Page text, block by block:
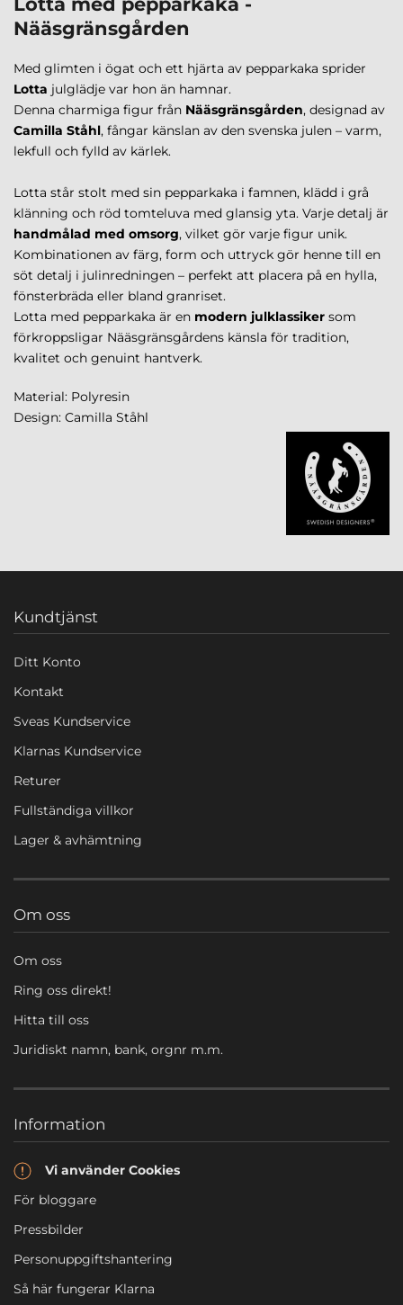
Nääsgränsgården
Med glimten i ögat och ett hjärta av pepparkaka sprider
Lotta julglädje var hon än hamnar.
Denna charmiga figur från Nääsgränsgården, designad av
Camilla Ståhl, fångar känslan av den svenska julen – varm,
lekfull och fylld av kärlek.
Lotta står stolt med sin pepparkaka i famnen, klädd i grå
klänning och röd tomteluva med glansig yta. Varje detalj är
handmålad med omsorg, vilket gör varje figur unik.
Kombinationen av färg, form och uttryck gör henne till en
söt detalj i julinredningen – perfekt att placera på en hylla,
fönsterbräda eller bland granriset.
Lotta med pepparkaka är en modern julklassiker som
förkroppsligar Nääsgränsgårdens känsla för tradition,
kvalitet och genuint hantverk.
Material: Polyresin
Design: Camilla Ståhl
Kundtjänst
Ditt Konto
Kontakt
Sveas Kundservice
Klarnas Kundservice
Returer
Fullständiga villkor
Lager & avhämtning
Om oss
Om oss
Ring oss direkt!
Hitta till oss
Juridiskt namn, bank, orgnr m.m.
Information
Vi använder Cookies
För bloggare
Pressbilder
Personuppgiftshantering
Så här fungerar Klarna